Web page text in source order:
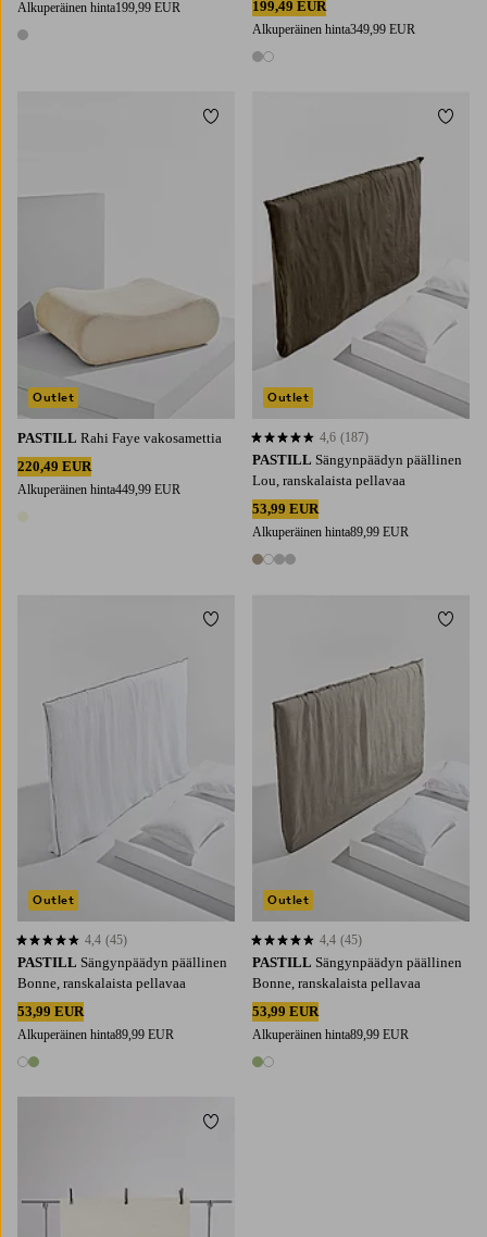
Alkuperäinen hinta199,99 EUR
1 väri
199,49 EUR
Alkuperäinen hinta349,99 EUR
2 värejä
PASTILL Rahi Faye vakosamettia
220,49 EUR
Alkuperäinen hinta449,99 EUR
Outlet
Lisää suosikkeihin
PASTILL Sängynpäädyn päällinen
Lou, ranskalaista pellavaa
53,99 EUR
Alkuperäinen hinta89,99 EUR
4 värejä
4,6 perustuen 187 arvosanaan
4,6 (187)
Outlet
Lisää
PASTILL Sängynpäädyn päällinen
Bonne, ranskalaista pellavaa
53,99 EUR
Alkuperäinen hinta89,99 EUR
2 värejä
4,4 perustuen 45 arvosanaan
4,4 (45)
Outlet
Lisää suosikkeihin
PASTILL Sängynpäädyn päällinen
Bonne, ranskalaista pellavaa
53,99 EUR
Alkuperäinen hinta89,99 EUR
2 värejä
4,4 perustuen 45 arvosanaan
4,4 (45)
Outlet
Lisää
Lisää suosikkeihin